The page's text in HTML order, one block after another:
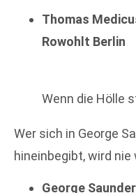
Thomas
Rowohlt Berlin
Wenn die Hölle
Wer sich in George
hineinbegibt, wird
George